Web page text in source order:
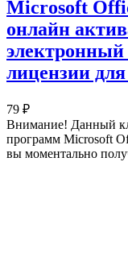
Microsoft
онлайн
лицензии
79 ₽
Внимание! Данный
программ Microsoft
вы моментально